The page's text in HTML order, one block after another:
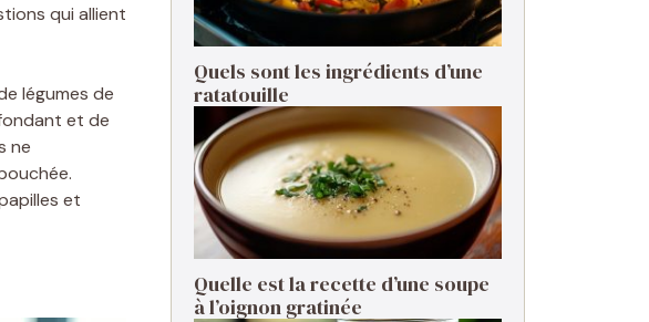
qui allient
légumes de
et de
ne
et
Quels sont les ingrédients d’une
ratatouille ​
Quelle est la recette d’une soupe
à l’oignon gratinée ​